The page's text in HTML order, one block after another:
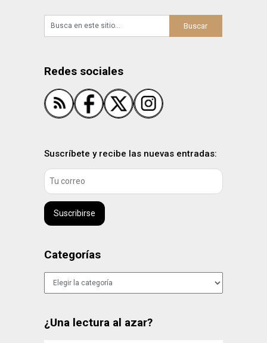
Redes sociales
Suscríbete y recibe las nuevas entradas:
Suscribirse
Categorías
Categorías
¿Una lectura al azar?